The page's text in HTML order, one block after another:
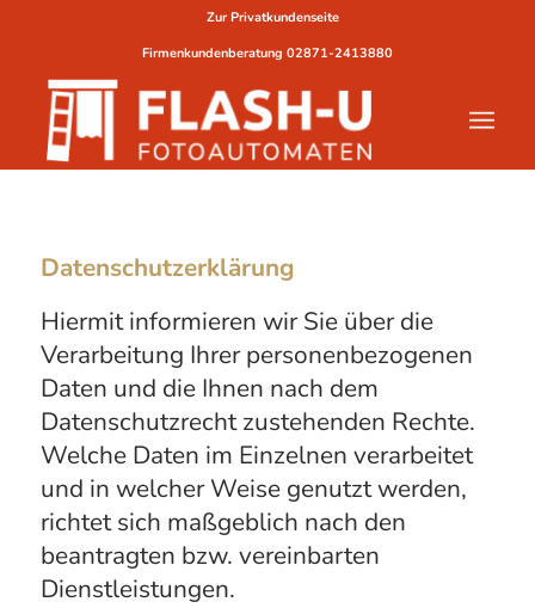
Zur Privatkundenseite
Firmenkundenberatung 02871-2413880
Datenschutzerklärung
Hiermit informieren wir Sie über die
Verarbeitung Ihrer personenbezogenen
Daten und die Ihnen nach dem
Datenschutzrecht zustehenden Rechte.
Welche Daten im Einzelnen verarbeitet
und in welcher Weise genutzt werden,
richtet sich maßgeblich nach den
beantragten bzw. vereinbarten
Dienstleistungen.